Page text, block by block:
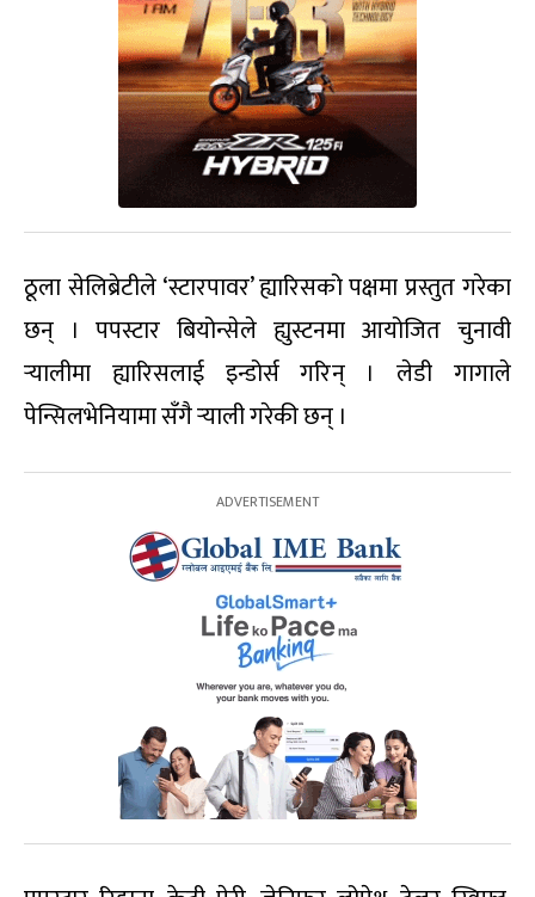
ठूला सेलिब्रेटीले ‘स्टारपावर’ ह्यारिसको पक्षमा प्रस्तुत गरेका
छन् । पपस्टार बियोन्सेले ह्युस्टनमा आयोजित चुनावी
र्‍यालीमा ह्यारिसलाई इन्डोर्स गरिन् । लेडी गागाले
पेन्सिलभेनियामा सँगै र्‍याली गरेकी छन् ।